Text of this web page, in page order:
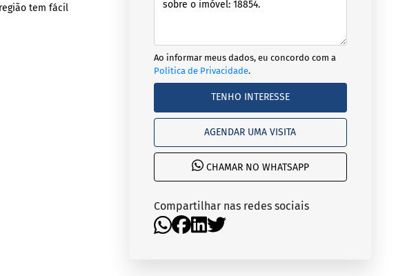
tem fácil
Ao informar meus dados, eu concordo com a
Política de Privacidade.
TENHO INTERESSE
AGENDAR UMA VISITA
CHAMAR NO WHATSAPP
Compartilhar nas redes sociais